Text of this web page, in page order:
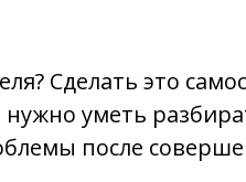
Сделать это
уметь
после